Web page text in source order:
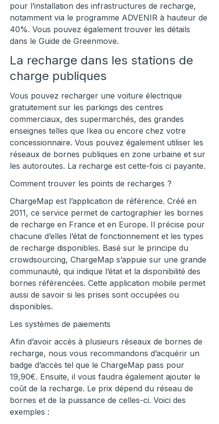
pour l’installation des infrastructures de recharge,
notamment via le programme ADVENIR à hauteur de
40%. Vous pouvez également trouver les détails
dans le Guide de Greenmove.
La recharge dans les stations de
charge publiques
Vous pouvez recharger une voiture électrique
gratuitement sur les parkings des centres
commerciaux, des supermarchés, des grandes
enseignes telles que Ikea ou encore chez votre
concessionnaire. Vous pouvez également utiliser les
réseaux de bornes publiques en zone urbaine et sur
les autoroutes. La recharge est cette-fois ci payante.
Comment trouver les points de recharges ?
ChargeMap est l’application de référence. Créé en
2011, ce service permet de cartographier les bornes
de recharge en France et en Europe. Il précise pour
chacune d’elles l’état de fonctionnement et les types
de recharge disponibles. Basé sur le principe du
crowdsourcing, ChargeMap s’appuie sur une grande
communauté, qui indique l’état et la disponibilité des
bornes référencées. Cette application mobile permet
aussi de savoir si les prises sont occupées ou
disponibles.
Les systèmes de paiements
Afin d’avoir accès à plusieurs réseaux de bornes de
recharge, nous vous recommandons d’acquérir un
badge d’accès tel que le ChargeMap pass pour
19,90€. Ensuite, il vous faudra également ajouter le
coût de la recharge. Le prix dépend du réseau de
bornes et de la puissance de celles-ci. Voici des
exemples :